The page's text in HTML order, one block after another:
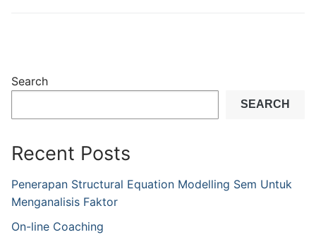
Search
SEARCH
Recent Posts
Penerapan Structural Equation Modelling Sem Untuk
Menganalisis Faktor
On-line Coaching